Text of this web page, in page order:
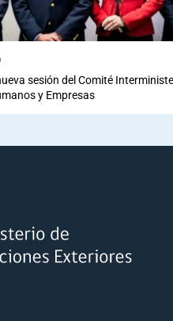
sesión del Comité
y Empresas